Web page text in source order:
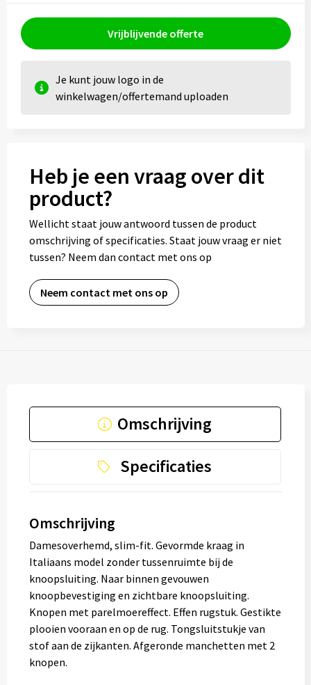
Vrijblijvende offerte
Je kunt jouw logo in de
winkelwagen/offertemand uploaden
Heb je een vraag over dit
product?
Wellicht staat jouw antwoord tussen de product
omschrijving of specificaties. Staat jouw vraag er niet
tussen? Neem dan contact met ons op
Neem contact met ons op
Omschrijving
Specificaties
Omschrijving
Damesoverhemd, slim-fit. Gevormde kraag in
Italiaans model zonder tussenruimte bij de
knoopsluiting. Naar binnen gevouwen
knoopbevestiging en zichtbare knoopsluiting.
Knopen met parelmoereffect. Effen rugstuk. Gestikte
plooien vooraan en op de rug. Tongsluitstukje van
stof aan de zijkanten. Afgeronde manchetten met 2
knopen.